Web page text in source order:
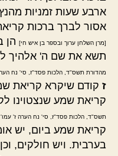
ארבע שעות זמניות
אסור לברך ברכות
[מרן השלחן ערוך ובספר בן איש חי] הן
תשא את שם ה' אלהיך
מהדורת תשס"ד, הלכות פסד"ז, סי' נח
ז קודם שיקרא קריאת
קריאת שמע שנצטוינו
תשס"ד, הלכות פסד"ז, סי' נח הערה ז'
קריאת שמע ביום, יש
בערבית. ויש חולקים,